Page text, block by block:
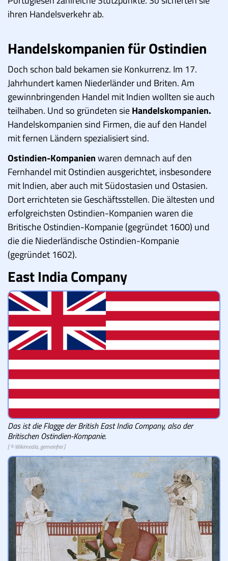
ihren Handelsverkehr ab.
Handelskompanien für Ostindien
Doch schon bald bekamen sie Konkurrenz. Im 17.
Jahrhundert kamen Niederländer und Briten. Am
gewinnbringenden Handel mit Indien wollten sie auch
teilhaben. Und so gründeten sieHandelskompanien.
Handelskompanien sind Firmen, die auf den Handel
mit fernen Ländern spezialisiert sind.
Ostindien-Kompanienwaren demnach auf den
Fernhandel mit Ostindien ausgerichtet, insbesondere
mit Indien, aber auch mit Südostasien und Ostasien.
Dort errichteten sie Geschäftsstellen. Die ältesten und
erfolgreichsten Ostindien-Kompanien waren die
Britische Ostindien-Kompanie (gegründet 1600) und
die die Niederländische Ostindien-Kompanie
(gegründet 1602).
East India Company
Das ist die Flagge der British East India Company, also der
Britischen Ostindien-Kompanie.
[ © Wikimedia, gemeinfrei ]